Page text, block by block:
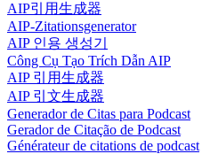
AIP引用生成器
AIP-Zitationsgenerator
AIP 인용 생성기
Công Cụ Tạo Trích Dẫn AIP
AIP 引用生成器
AIP 引文生成器
Generador de Citas para Podcast
Gerador de Citação de Podcast
Générateur de citations de podcast